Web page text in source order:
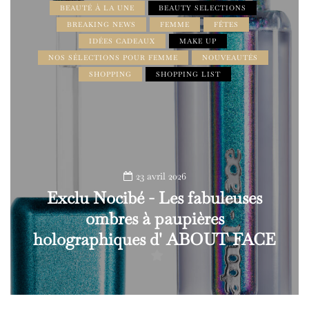
BEAUTÉ À LA UNE
BEAUTY SELECTIONS
BREAKING NEWS
FEMME
FÊTES
IDÉES CADEAUX
MAKE UP
NOS SÉLECTIONS POUR FEMME
NOUVEAUTÉS
SHOPPING
SHOPPING LIST
23 avril 2026
Exclu Nocibé - Les fabuleuses
ombres à paupières
holographiques d' ABOUT FACE